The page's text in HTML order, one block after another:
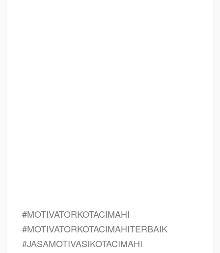
#MOTIVATORKOTACIMAHI
#MOTIVATORKOTACIMAHITERBAIK
#JASAMOTIVASIKOTACIMAHI